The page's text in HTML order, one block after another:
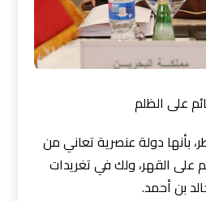
على الظلم
بأنها دولة عنصرية تعاني من
على القهر، ولك في تغريدات
بن أحمد.